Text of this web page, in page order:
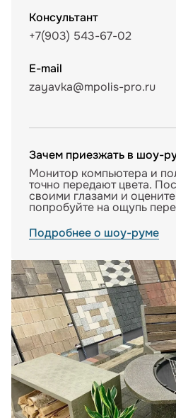
Консультант
+7(903) 543-67-02
E-mail
zayavka@mpolis-pro.ru
Зачем приезжать в шоу-
Монитор компьютера и
точно передают цвета.
своими глазами и
попробуйте на ощупь
Подробнее о шоу-руме